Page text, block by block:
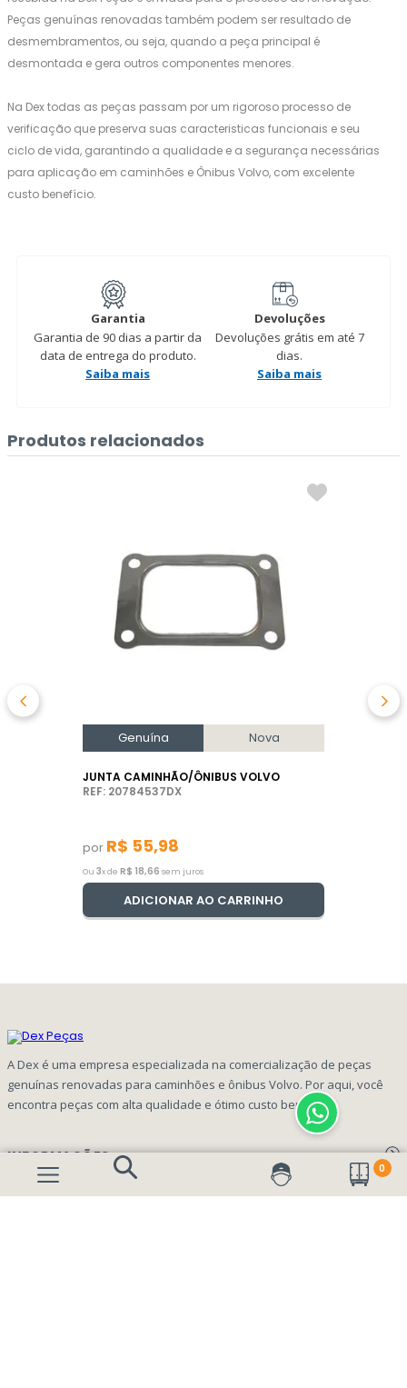
0
Peças genuínas renovadas também podem ser resultado de
desmembramentos, ou seja, quando a peça principal é
desmontada e gera outros componentes menores.
Na Dex todas as peças passam por um rigoroso processo de
verificação que preserva suas caracteristicas funcionais e seu
ciclo de vida, garantindo a qualidade e a segurança necessárias
para aplicação em caminhões e Ônibus Volvo, com excelente
custo benefício.
Garantia
Garantia de 90 dias a partir da
data de entrega do produto.
Saiba mais
Devoluções
Devoluções grátis em até 7
dias.
Saiba mais
Produtos relacionados
Genuína Nova
JUNTA CAMINHÃO/ÔNIBUS VOLVO
REF: 20784537DX
por R$ 55,98
Ou 3x de R$ 18,66 sem juros
ADICIONAR AO CARRINHO
A Dex é uma empresa especializada na comercialização de peças
genuínas renovadas para caminhões e ônibus Volvo. Por aqui, você
encontra peças com alta qualidade e ótimo custo benefício!
INFORMAÇÕES